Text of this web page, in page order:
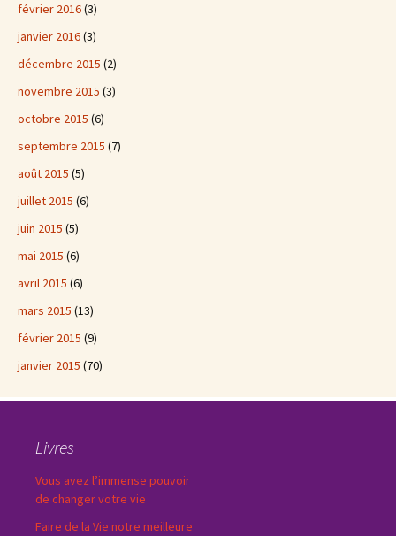
février 2016(3)
janvier 2016(3)
décembre 2015 (2)
novembre 2015 (3)
octobre 2015 (6)
septembre 2015 (7)
août 2015 (5)
juillet 2015 (6)
juin 2015 (5)
mai 2015 (6)
avril 2015 (6)
mars 2015 (13)
février 2015 (9)
janvier 2015 (70)
Livres
Vous avez l’immense pouvoir
de changer votre vie
Faire de la Vie notre meilleure